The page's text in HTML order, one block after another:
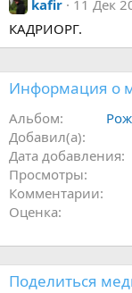
kafir
11 Дек
КАДРИОРГ.
Информация о
Альбом
Добавил(а)
Дата добавления
Просмотры
Комментарии
Оценка
Поделиться